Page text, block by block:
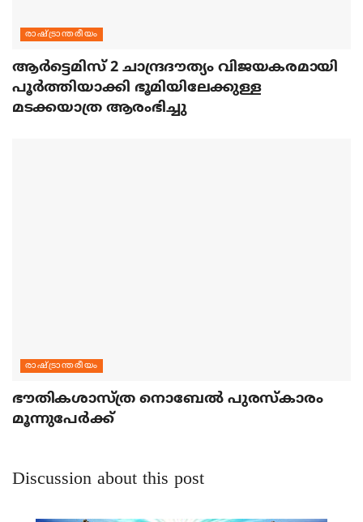
രാഷ്ട്രാന്തരീയം
ആര്‍ട്ടെമിസ് 2 ചാന്ദ്രദൗത്യം വിജയകരമായി
പൂര്‍ത്തിയാക്കി ഭൂമിയിലേക്കുള്ള
മടക്കയാത്ര ആരംഭിച്ചു
രാഷ്ട്രാന്തരീയം
ഭൗതികശാസ്ത്ര നൊബേല്‍ പുരസ്‌കാരം
മൂന്നുപേര്‍ക്ക്
Discussion about this post